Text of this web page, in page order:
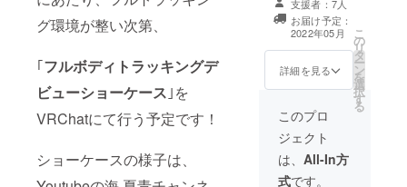
グ環境が整い次第、
｢フルボディトラッキングデ
ビューショーケース ｣を
VRChatにて行う予定です！
ショーケースの様子は、
夏青クラファン
支援者缶バッチ
FBX ・VRChat
ショートエモー
ト 5種 ・
トラデビュー
ショーケース 入
場チケット (概要
欄にVRChat
ユーザーIDをご
ありがとうメッ
セージ(ムー
ビー) ・フルトラ
デビューショー
ケース エンディ
記載 (備考欄に記
載して欲しいお
名前をご記入く
ださい。) ・フル
トラデビュー
ショーケース
支援者：7人
お届け予定：
2022年05月
詳細を見る
こ
の
リ
タ
ー
ン
を
選
択
す
る
このプロ
ジェクト
は、 All-In方
式です。